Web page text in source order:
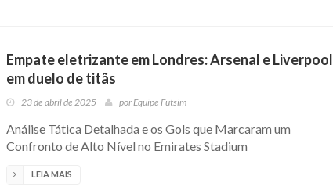
Empate eletrizante em Londres: Arsenal e Liverpool
em duelo de titãs
23 de abril de 2025 porEquipe Futsim
Análise Tática Detalhada e os Gols que Marcaram um
Confronto de Alto Nível no Emirates Stadium
LEIA MAIS